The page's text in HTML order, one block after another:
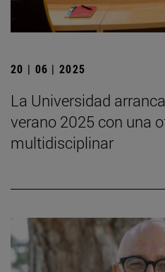
20 | 06 | 2025
La Universidad
verano 2025 con una
multidisciplinar